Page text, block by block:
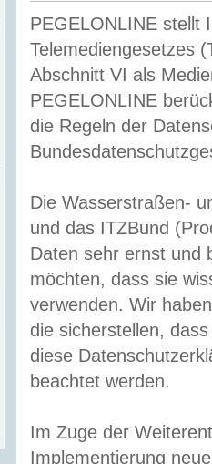
PEGELONLINE stellt
Telemediengesetzes
Abschnitt VI als
PEGELONLINE
die Regeln der
Die Wasserstraßen-
und das ITZBund
Daten sehr ernst und
möchten, dass sie
verwenden. Wir
die sicherstellen,
diese
beachtet werden.
Im Zuge der
Implementierung